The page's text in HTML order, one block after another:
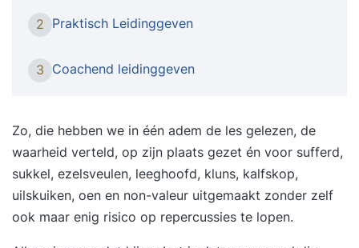
leidinggevende zijn zo breed dat er bijna altijd
iets meer van wilt weten. Iemand die functie van
met meer cohesie waarin het werk allemaal wat
soepeler verloopt, dat scheelt een boel stress op
de werkvloer. Deze training is afgestemd op jouw
behoeften en wordt individueel gegeven. We
bekijken jouw situatie en niveau en passen ons
programma op jou aan. Jij bent uniek en hebt
2 Praktisch Leidinggeven
3 Coachend leidinggeven
Zo, die hebben we in één adem de les gelezen, de
waarheid verteld, op zijn plaats gezet én voor sufferd,
sukkel, ezelsveulen, leeghoofd, kluns, kalfskop,
uilskuiken, oen en non-valeur uitgemaakt zonder zelf
ook maar enig risico op repercussies te lopen.